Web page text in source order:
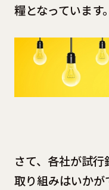
糧となっています。
さて、各社が試
取り組みはいかが